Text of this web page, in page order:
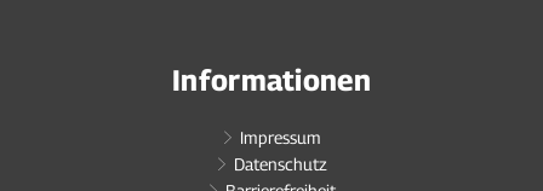
Informationen
Impressum
Datenschutz